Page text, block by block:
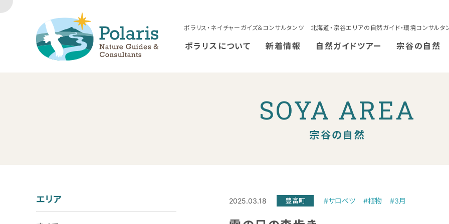
ポラリス・ネイチャーガイズ＆コンサルタンツ 北海道・宗谷エリアの自然ガイド・環境コンサルタ
ポラリスについて 新着情報 自然ガイドツアー 宗谷の自然
SOYA AREA
宗谷の自然
2025.03.18 豊富町 #サロベツ #植物 #3月
エリア